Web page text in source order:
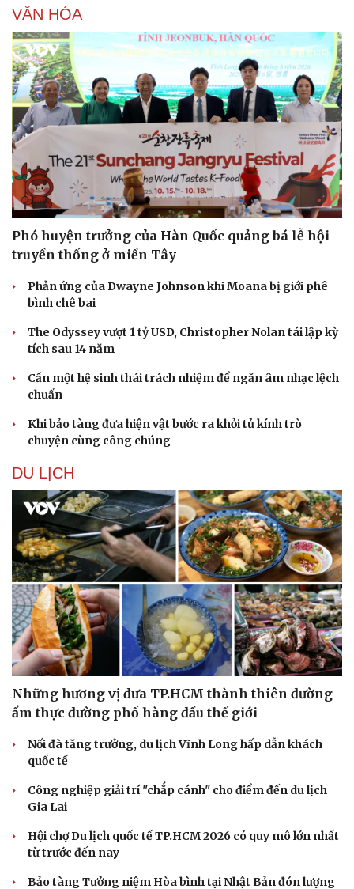
Sân khấu - Điện ảnh
Văn học
Âm nhạc
VĂN HÓA
Phó huyện trưởng của Hàn Quốc quảng bá lễ hội
truyền thống ở miền Tây
Phản ứng của Dwayne Johnson khi Moana bị giới phê
bình chê bai
The Odyssey vượt 1 tỷ USD, Christopher Nolan tái lập kỳ
tích sau 14 năm
Cần một hệ sinh thái trách nhiệm để ngăn âm nhạc lệch
chuẩn
Khi bảo tàng đưa hiện vật bước ra khỏi tủ kính trò
chuyện cùng công chúng
DU LỊCH
Những hương vị đưa TP.HCM thành thiên đường
ẩm thực đường phố hàng đầu thế giới
Nối đà tăng trưởng, du lịch Vĩnh Long hấp dẫn khách
quốc tế
Công nghiệp giải trí "chắp cánh" cho điểm đến du lịch
Gia Lai
Hội chợ Du lịch quốc tế TP.HCM 2026 có quy mô lớn nhất
từ trước đến nay
Bảo tàng Tưởng niệm Hòa bình tại Nhật Bản đón lượng